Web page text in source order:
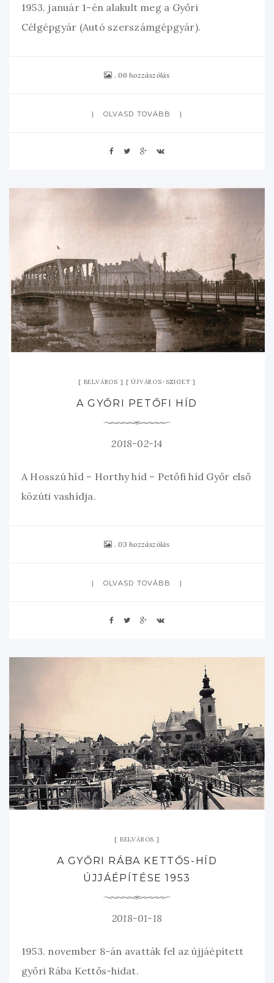
1953. január 1-én alakult meg a Győri
Célgépgyár (Autó szerszámgépgyár).
06 hozzászólás
OLVASD TOVÁBB
BELVÁROS ÚJVÁROS-SZIGET
A GYŐRI PETŐFI HÍD
2018-02-14
A Hosszú híd – Horthy híd – Petőfi híd Győr első
közúti vashídja.
03 hozzászólás
OLVASD TOVÁBB
BELVÁROS
A GYŐRI RÁBA KETTŐS-HÍD
ÚJJÁÉPÍTÉSE 1953
2018-01-18
1953. november 8-án avatták fel az újjáépített
győri Rába Kettős-hidat.